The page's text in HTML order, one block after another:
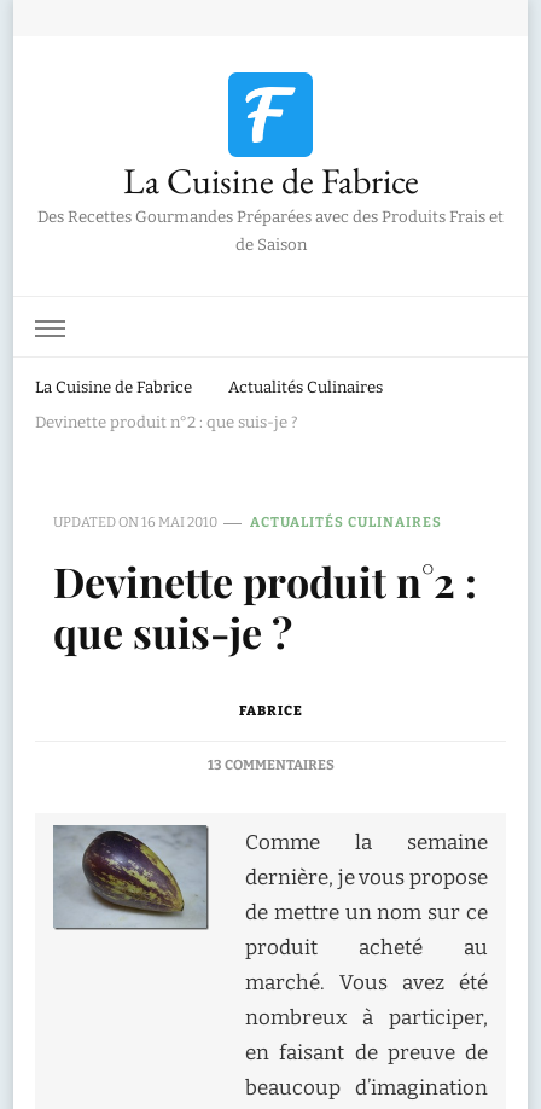
La Cuisine de Fabrice
Des Recettes Gourmandes Préparées avec des Produits Frais et
de Saison
La Cuisine de Fabrice
Actualités Culinaires
Devinette produit n°2 : que suis-je ?
UPDATED ON16 MAI 2010 ACTUALITÉS CULINAIRES
Devinette produit n°2 :
que suis-je ?
FABRICE
13 COMMENTAIRESSUR
N°2
QUE
JE
Comme la semaine
dernière, je vous propose
de mettre un nom sur ce
produit acheté au
marché. Vous avez été
nombreux à participer,
en faisant de preuve de
beaucoup d’imagination